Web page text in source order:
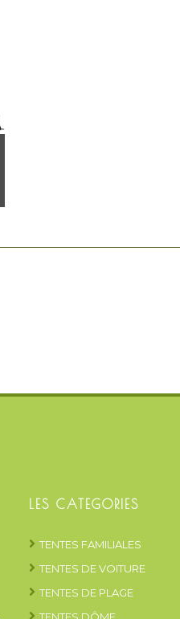
LES CATEGORIES
TENTES FAMILIALES
TENTES DE VOITURE
TENTES DE PLAGE